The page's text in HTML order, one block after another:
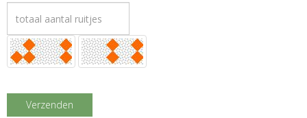
Verzenden